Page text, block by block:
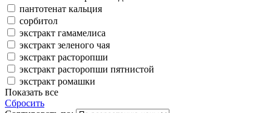
пантотенат кальция
сорбитол
экстракт гамамелиса
экстракт зеленого чая
экстракт расторопши
экстракт расторопши пятнистой
экстракт ромашки
Показать все
Сбросить